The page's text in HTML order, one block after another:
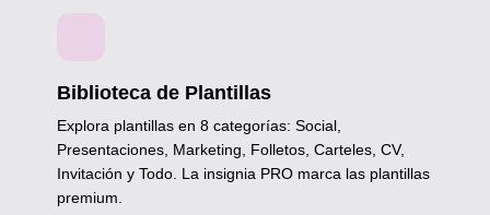
Biblioteca de Plantillas
Explora plantillas en 8 categorías: Social,
Presentaciones, Marketing, Folletos, Carteles, CV,
Invitación y Todo. La insignia PRO marca las plantillas
premium.